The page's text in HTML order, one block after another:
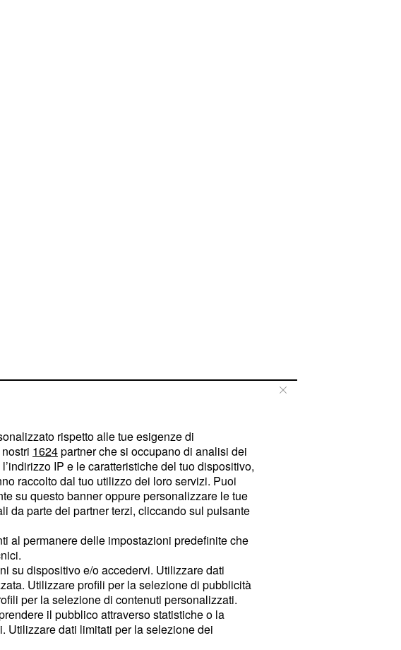
rispetto alle tue esigenze di
1624partner che si occupano di analisi dei
IP e le caratteristiche del tuo dispositivo,
raccolto dal tuo utilizzo dei loro servizi. Puoi
su questo banner oppure personalizzare le tue
da parte dei partner terzi, cliccando sul pulsante
al permanere delle impostazioni predefinite che
su dispositivo e/o accedervi. Utilizzare dati
Utilizzare profili per la selezione di pubblicità
per la selezione di contenuti personalizzati.
il pubblico attraverso statistiche o la
Utilizzare dati limitati per la selezione dei